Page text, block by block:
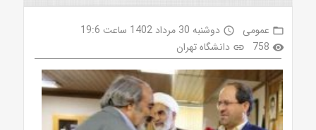
folder_open عمومی access_time دوشنبه 30 مرداد 1402 ساعت 19:6
visibility
758
link دانشگاه تهران